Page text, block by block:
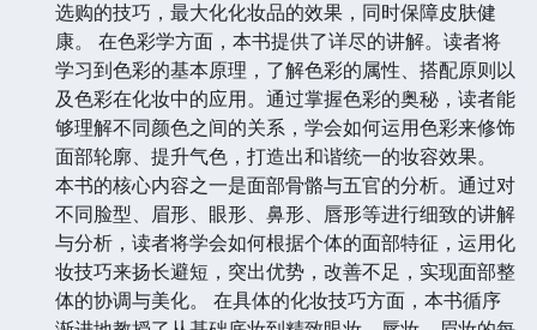
选购的技巧，最大化化妆品的效果，同时保障皮肤健
康。 在色彩学方面，本书提供了详尽的讲解。读者将
学习到色彩的基本原理，了解色彩的属性、搭配原则以
及色彩在化妆中的应用。通过掌握色彩的奥秘，读者能
够理解不同颜色之间的关系，学会如何运用色彩来修饰
面部轮廓、提升气色，打造出和谐统一的妆容效果。
本书的核心内容之一是面部骨骼与五官的分析。通过对
不同脸型、眉形、眼形、鼻形、唇形等进行细致的讲解
与分析，读者将学会如何根据个体的面部特征，运用化
妆技巧来扬长避短，突出优势，改善不足，实现面部整
体的协调与美化。 在具体的化妆技巧方面，本书循序